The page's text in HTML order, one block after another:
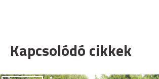
Kapcsolódó cikkek